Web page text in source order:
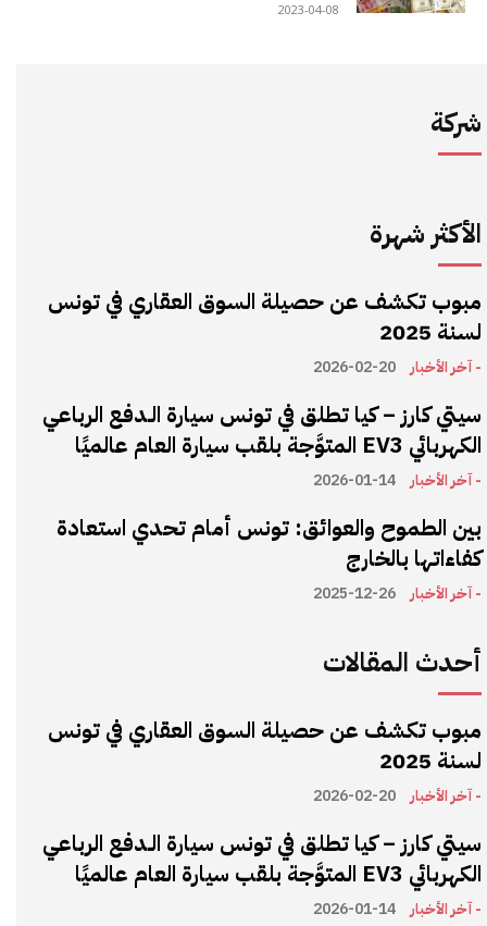
2023-04-08
شركة
الأكثر شهرة
مبوب تكشف عن حصيلة السوق العقاري في تونس
لسنة 2025
- آخر الأخبار 2026-02-20
سيتي كارز – كيا تطلق في تونس سيارة الـدفع الرباعي
الكهربائي EV3 المتوَّجة بلقب سيارة العام عالميًا
- آخر الأخبار 2026-01-14
بين الطموح والعوائق: تونس أمام تحدي استعادة
كفاءاتها بالخارج
- آخر الأخبار 2025-12-26
أحدث المقالات
مبوب تكشف عن حصيلة السوق العقاري في تونس
لسنة 2025
- آخر الأخبار 2026-02-20
سيتي كارز – كيا تطلق في تونس سيارة الـدفع الرباعي
الكهربائي EV3 المتوَّجة بلقب سيارة العام عالميًا
- آخر الأخبار 2026-01-14